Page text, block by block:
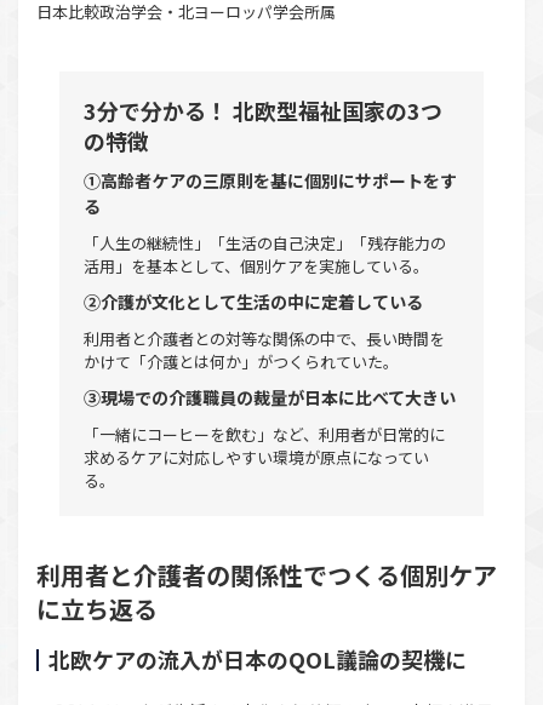
日本比較政治学会・北ヨーロッパ学会所属
3分で分かる！ 北欧型福祉国家の3つ
の特徴
①高齢者ケアの三原則を基に個別にサポートをす
る
「人生の継続性」「生活の自己決定」「残存能力の
活用」を基本として、個別ケアを実施している。
②介護が文化として生活の中に定着している
利用者と介護者との対等な関係の中で、長い時間を
かけて「介護とは何か」がつくられていた。
③現場での介護職員の裁量が日本に比べて大きい
「一緒にコーヒーを飲む」など、利用者が日常的に
求めるケアに対応しやすい環境が原点になってい
る。
利用者と介護者の関係性でつくる個別ケア
に立ち返る
北欧ケアの流入が日本のQOL議論の契機に